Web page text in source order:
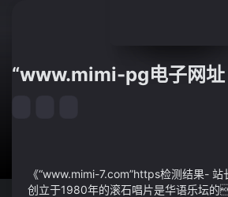
“www.mimi-pg电子网址
《“www.mimi-7.com”https检测结果- 站
创立于1980年的滚石唱片是华语乐坛